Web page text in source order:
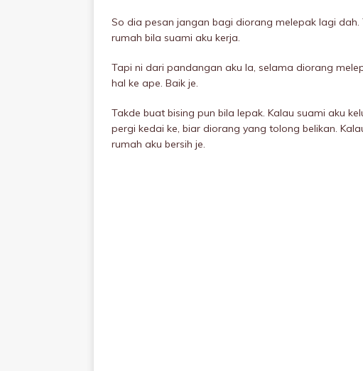
So dia pesan jangan bagi diorang melepak lagi
rumah bila suami aku kerja.
Tapi ni dari pandangan aku la, selama diorang
hal ke ape. Baik je.
Takde buat bising pun bila lepak. Kalau suami aku
pergi kedai ke, biar diorang yang tolong belikan.
rumah aku bersih je.